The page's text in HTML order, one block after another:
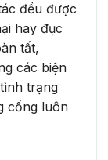
đều được
hay đục
tất,
các biện
trạng
cống luôn